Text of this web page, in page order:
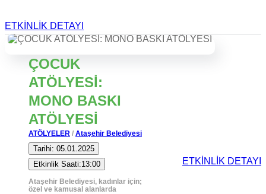
ETKİNLİK DETAYI
ÇOCUK
ATÖLYESİ:
MONO BASKI
ATÖLYESİ
ATÖLYELER / Ataşehir Belediyesi
Tarihi: 05.01.2025
Etkinlik Saati:13:00
Ataşehir Belediyesi, kadınlar için;
özel ve kamusal alanlarda
ETKİNLİK DETAYI